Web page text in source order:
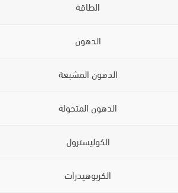
الطاقة
الدهون
الدهون المشبعة
الدهون المتحولة
الكوليسترول
الكربوهيدرات